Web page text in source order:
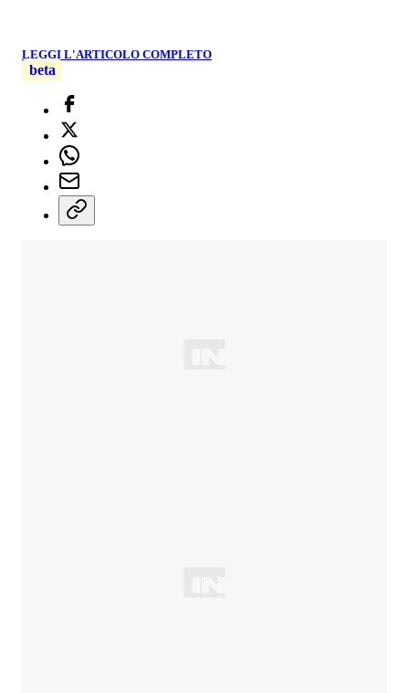
LEGGI L'ARTICOLO COMPLETO
beta